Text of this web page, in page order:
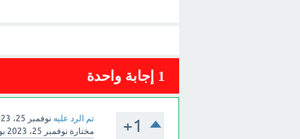
1 إجابة واحدة
+1 تم الرد عليه نوفمبر 25، 2023
مختارة نوفمبر 25، 2023